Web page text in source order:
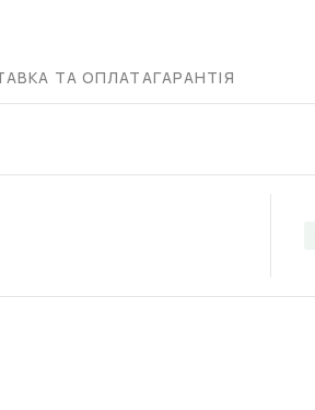
ТА ОПЛАТАГАРАНТІЯ